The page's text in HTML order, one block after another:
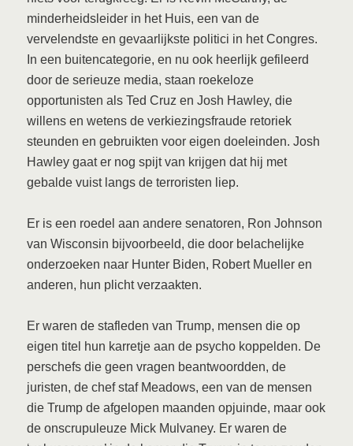
minderheidsleider in het Huis, een van de
vervelendste en gevaarlijkste politici in het Congres.
In een buitencategorie, en nu ook heerlijk gefileerd
door de serieuze media, staan roekeloze
opportunisten als Ted Cruz en Josh Hawley, die
willens en wetens de verkiezingsfraude retoriek
steunden en gebruikten voor eigen doeleinden. Josh
Hawley gaat er nog spijt van krijgen dat hij met
gebalde vuist langs de terroristen liep.
Er is een roedel aan andere senatoren, Ron Johnson
van Wisconsin bijvoorbeeld, die door belachelijke
onderzoeken naar Hunter Biden, Robert Mueller en
anderen, hun plicht verzaakten.
Er waren de stafleden van Trump, mensen die op
eigen titel hun karretje aan de psycho koppelden. De
perschefs die geen vragen beantwoordden, de
juristen, de chef staf Meadows, een van de mensen
die Trump de afgelopen maanden opjuinde, maar ook
de onscrupuleuze Mick Mulvaney. Er waren de